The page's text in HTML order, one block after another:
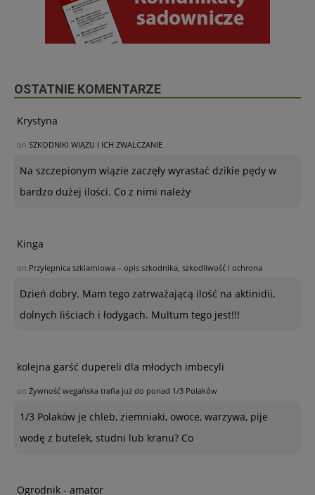
OSTATNIE KOMENTARZE
Krystyna
on SZKODNIKI WIĄZU I ICH ZWALCZANIE
Na szczepionym wiązie zaczęły wyrastać dzikie pędy w
bardzo dużej ilości. Co z nimi należy
Kinga
on Przylepnica szklarniowa – opis szkodnika, szkodliwość i ochrona
Dzień dobry. Mam tego zatrważającą ilość na aktinidii,
dolnych liściach i łodygach. Multum tego jest!!!
kolejna garść dupereli dla młodych imbecyli
on Żywność wegańska trafia już do ponad 1/3 Polaków
1/3 Polaków je chleb, ziemniaki, owoce, warzywa, pije
wodę z butelek, studni lub kranu? Co
Ogrodnik - amator